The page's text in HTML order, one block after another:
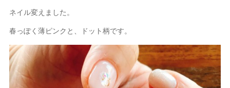
ネイル変えました。
春っぽく薄ピンクと、ドット柄です。